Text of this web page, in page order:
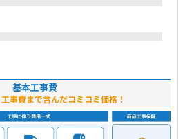
基本工事費
工事費まで含んだコミコミ価格！